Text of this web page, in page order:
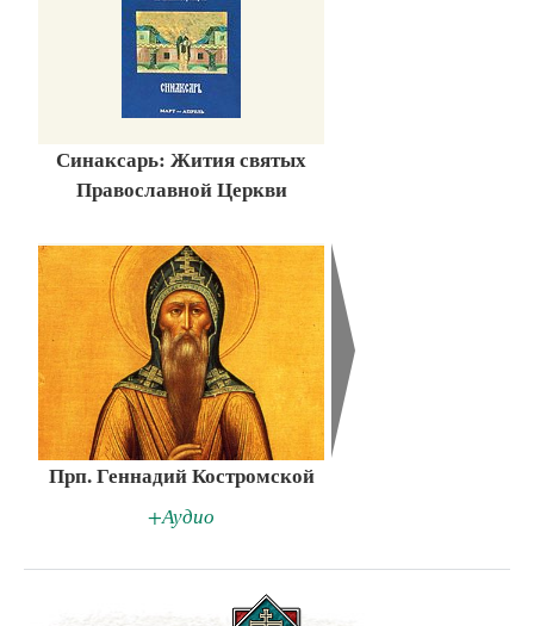
Синаксарь: Жития святых
Православной Церкви
Прп. Геннадий Костромской
+Аудио